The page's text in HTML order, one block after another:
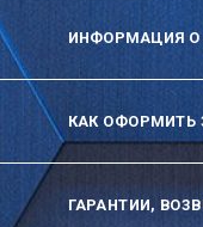
ИНФОРМАЦИЯ О
КАК ОФОРМИТЬ
ГАРАНТИИ,